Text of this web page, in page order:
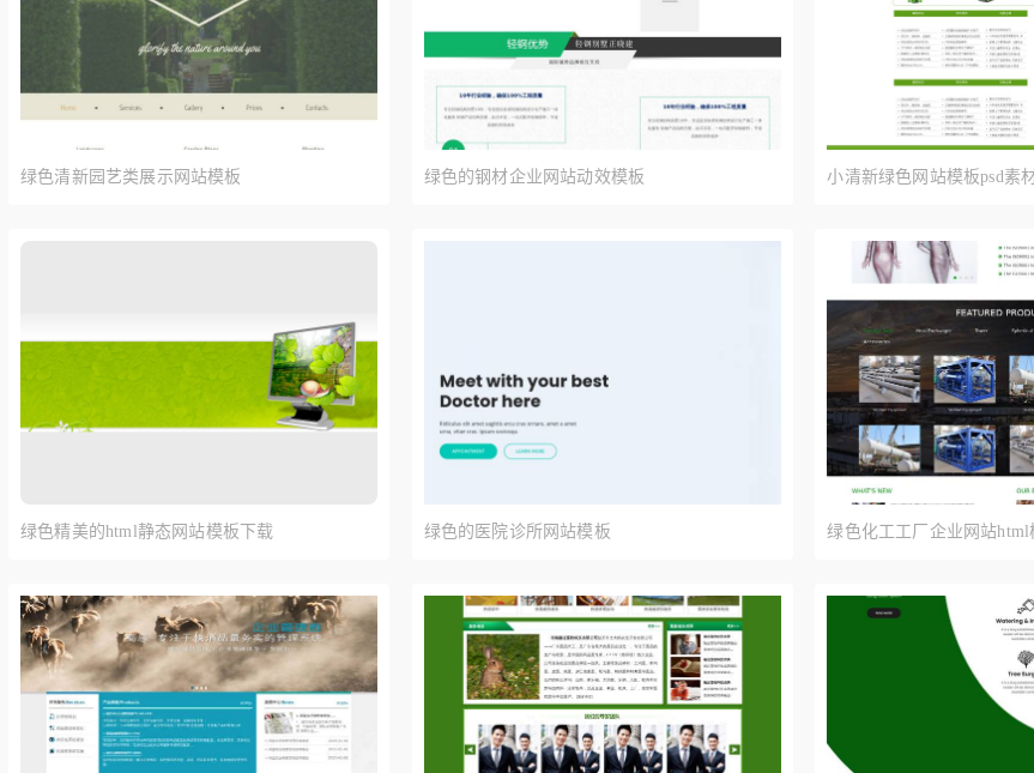
绿色清新园艺类展示网站模板 绿色的钢材企业网站动效模板 小清新绿色网站模板psd素
绿色精美的html静态网站模板下载 绿色的医院诊所网站模板 绿色化工工厂企业网站html